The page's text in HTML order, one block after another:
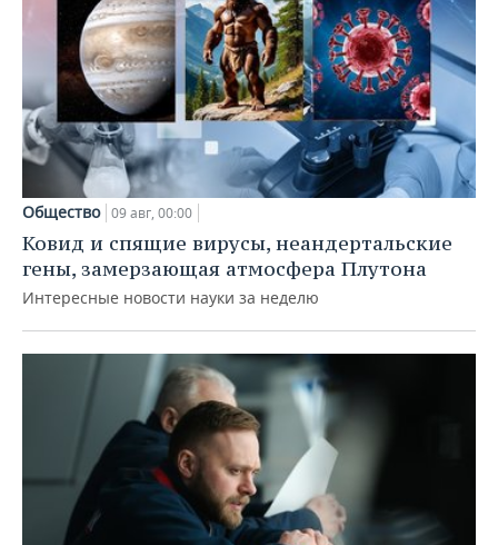
Общество 09 авг, 00:00
Ковид и спящие вирусы, неандертальские
гены, замерзающая атмосфера Плутона
Интересные новости науки за неделю